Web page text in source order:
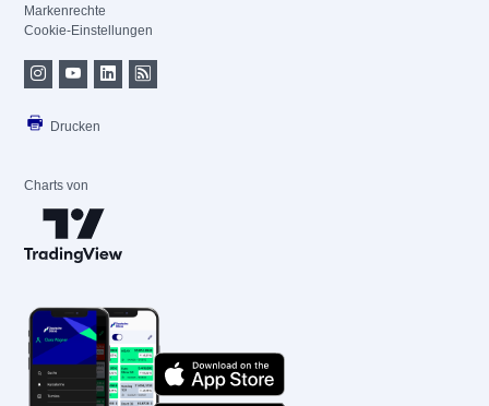
Markenrechte
Cookie-Einstellungen
Drucken
Charts von